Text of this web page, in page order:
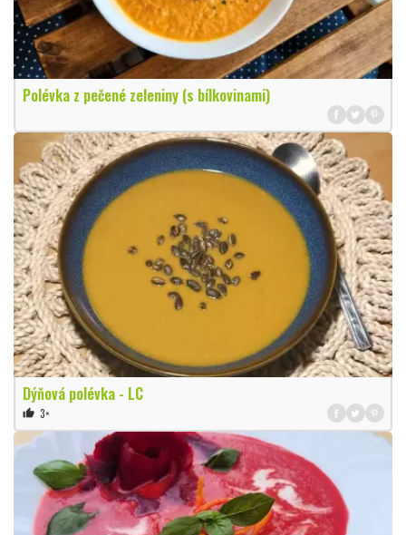
Polévka z pečené zeleniny (s bílkovinami)
Dýňová polévka - LC
thumb_up 3×